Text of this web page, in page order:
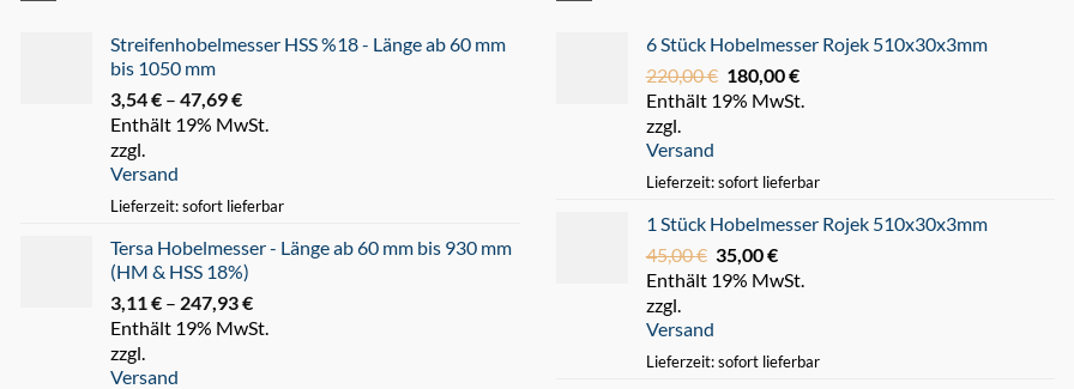
Streifenhobelmesser HSS %18 - Länge ab 60 mm
bis 1050 mm
3,54€ – 47,69€
3,54 €
Enthält 19% MwSt.
zzgl.
Versand
Lieferzeit: sofort lieferbar
Tersa Hobelmesser - Länge ab 60 mm bis 930 mm
(HM & HSS 18%)
3,11€ – 247,93€
3,11 €
Enthält 19% MwSt.
zzgl.
Versand
6 Stück Hobelmesser Rojek 510x30x3mm
220,00€ Ursprünglicher
Preis
180,00€
Preis
Enthält 19% MwSt.
zzgl.
Versand
Lieferzeit: sofort lieferbar
1 Stück Hobelmesser Rojek 510x30x3mm
45,00€ Ursprünglicher
Preis
35,00€
Preis
Enthält 19% MwSt.
zzgl.
Versand
Lieferzeit: sofort lieferbar